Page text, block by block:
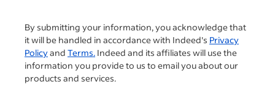
By submitting your information, you acknowledge that
it will be handled in accordance with Indeed's Privacy
Policyand Terms. Indeed and its affiliates will use the
information you provide to us to email you about our
products and services.